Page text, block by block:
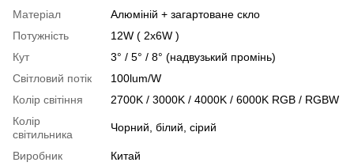
Матеріал
Алюміній + загартоване скло
Потужність
12W ( 2x6W )
Кут
3° / 5° / 8° (надвузький промінь)
Світловий потік
100lum/W
Колір світіння
2700K / 3000K / 4000K / 6000K RGB / RGBW
Колір
світильника
Чорний, білий, сірий
Виробник
Китай